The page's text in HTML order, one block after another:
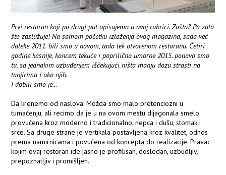
Prvi restoran koji po drugi put opisujemo u ovoj rubrici. Zašto? Pa zato
što zaslužuje! Na samom početku izlaženja ovog magazina, sada već
daleke 2011. bili smo u novom, tada tek otvorenom restoranu. Četiri
godine kasnije, koncem tekuće i poprilično umorne 2015. ponovo smo
tu, sa jednakim uzbuđenjem iščekujući ništa manju dozu strasti na
tanjirima i oko njih.
I dobili smo je...
Da krenemo od naslova. Možda smo malo pretenciozni u
tumačenju, ali recimo da je u na ovom mestu dijagonala smelo
provučena kroz moderno i tradicionalno, nepca i dušu, stomak i
srce. Sa druge strane je vertikala postavljena kroz kvalitet, odnos
prema namirnicama i povučena od koncepta do realizacije. Pravac
kojim ovaj restoran ide jasno je profilisan, dosledan, uzbudljiv,
prepoznatljiv i promišljen.